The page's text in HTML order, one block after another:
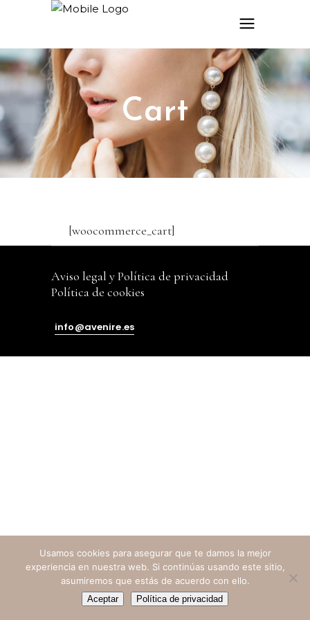
Cart
[woocommerce_cart]
Aviso legal y Política de privacidad
Política de cookies
info@avenire.es
Usamos cookies para asegurar que te damos la mejor
experiencia en nuestra web. Si continúas usando este sitio,
asumiremos que estás de acuerdo con ello.
Aceptar Política de privacidad